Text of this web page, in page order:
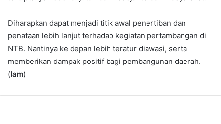
Diharapkan dapat menjadi titik awal penertiban dan
penataan lebih lanjut terhadap kegiatan pertambangan di
NTB. Nantinya ke depan lebih teratur diawasi, serta
memberikan dampak positif bagi pembangunan daerah.
(Iam)